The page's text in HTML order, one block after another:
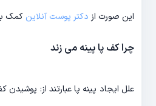
این صورت از دکتر پوست آنلاین کمک
چرا کف پا پینه می زند
علل ایجاد پینه پا عبارتند از: